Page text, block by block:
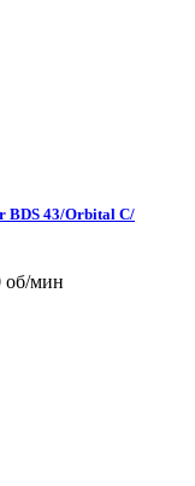
BDS 43/Orbital C/
об/мин